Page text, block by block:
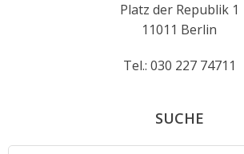
Platz der Republik 1
11011 Berlin
Tel.: 030 227 74711
SUCHE